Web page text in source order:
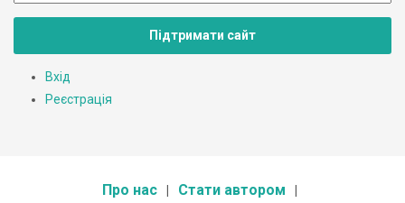
Підтримати сайт
Вхід
Реєстрація
Про нас Стати автором